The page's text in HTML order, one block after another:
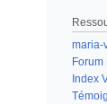
maria-
Forum
Index